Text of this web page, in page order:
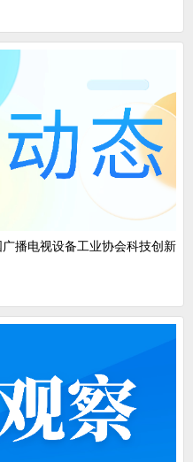
播电视设备工业协会科技创新